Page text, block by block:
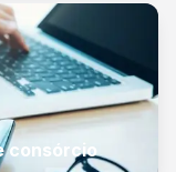
consórcio